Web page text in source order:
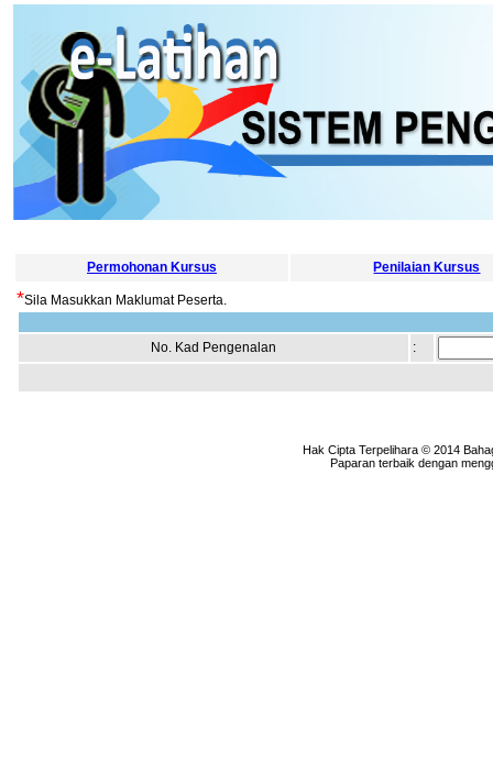
Permohonan Kursus Penilaian Kursus
*Sila Masukkan Maklumat Peserta.
No. Kad Pengenalan :
Hak Cipta Terpelihara © 2014
Paparan terbaik dengan